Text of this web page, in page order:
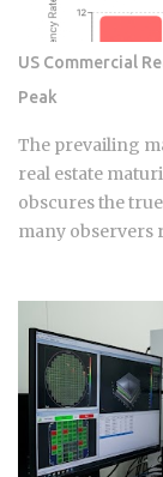
and revolving
account can
improves,
Lenders use it to
36% or less
credit file feels
US Commercial
Peak
The prevailing
real estate
obscures the
many observers
currently
no longer just
friction of a 148
rates. This is a
separates
of 2026. The